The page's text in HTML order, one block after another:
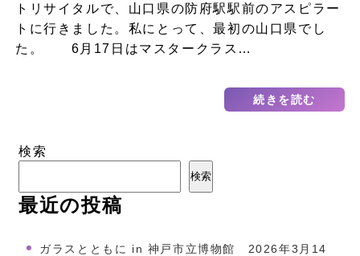
トリサイタルで、山口県の防府駅駅前のアスピラー
トに行きました。私にとって、最初の山口県でし
た。 6月17日はマスタークラス…
続きを読む
検索
検索
最近の投稿
ガラスとともに in 神戸市立博物館 2026年3月14